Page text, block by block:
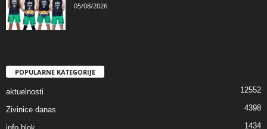
05/08/2026
POPULARNE KATEGORIJE
aktuelnosti 12552
Zivinice danas 4398
1434